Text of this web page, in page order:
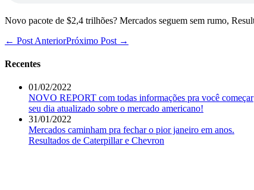
Novo pacote de $2,4 trilhões? Mercados seguem sem rumo,
Navegação
post
← Post AnteriorPróximo Post →
Recentes
01/02/2022
NOVO REPORT com todas informações pra você começar
seu dia atualizado sobre o mercado americano!
31/01/2022
Mercados caminham pra fechar o pior janeiro em anos.
Resultados de Caterpillar e Chevron